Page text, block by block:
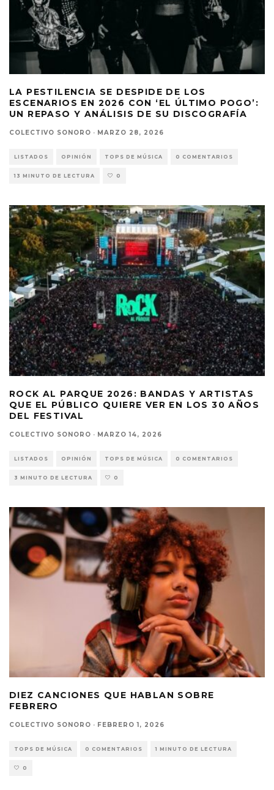
LA PESTILENCIA SE DESPIDE DE LOS
ESCENARIOS EN 2026 CON ‘EL ÚLTIMO POGO’:
UN REPASO Y ANÁLISIS DE SU DISCOGRAFÍA
COLECTIVO SONORO · MARZO 28, 2026
LISTADOS OPINIÓN TOPS DE MÚSICA 0 COMENTARIOS
13 MINUTO DE LECTURA 0
ROCK AL PARQUE 2026: BANDAS Y ARTISTAS
QUE EL PÚBLICO QUIERE VER EN LOS 30 AÑOS
DEL FESTIVAL
COLECTIVO SONORO · MARZO 14, 2026
LISTADOS OPINIÓN TOPS DE MÚSICA 0 COMENTARIOS
3 MINUTO DE LECTURA 0
DIEZ CANCIONES QUE HABLAN SOBRE
FEBRERO
COLECTIVO SONORO · FEBRERO 1, 2026
TOPS DE MÚSICA 0 COMENTARIOS 1 MINUTO DE LECTURA
0